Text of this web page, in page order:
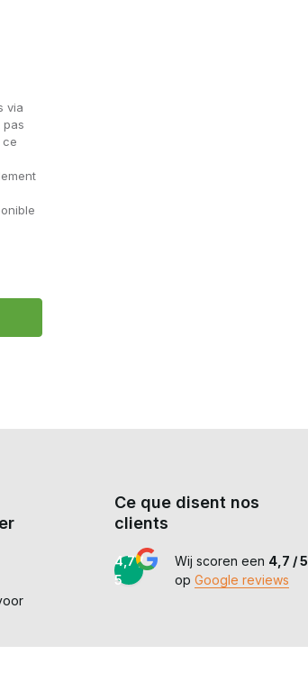
via
pas
ce
Ce que disent nos
clients
4,7 /
5
Wij scoren een 4,7 / 5
op Google reviews